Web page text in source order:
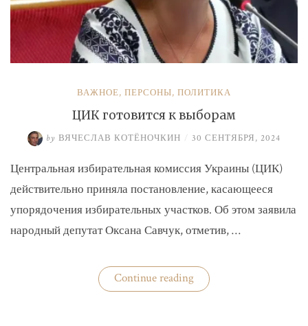
ВАЖНОЕ, ПЕРСОНЫ, ПОЛИТИКА
ЦИК готовится к выборам
by ВЯЧЕСЛАВ КОТЁНОЧКИН / 30 СЕНТЯБРЯ, 2024
Центральная избирательная комиссия Украины (ЦИК)
действительно приняла постановление, касающееся
упорядочения избирательных участков. Об этом заявила
народный депутат Оксана Савчук, отметив, …
Continue reading«ЦИК
готовится